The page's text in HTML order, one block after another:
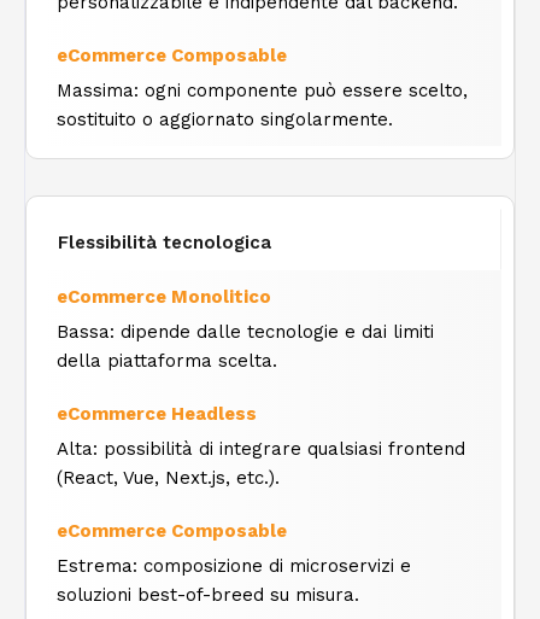
Massima: ogni componente può essere scelto,
sostituito o aggiornato singolarmente.
Flessibilità tecnologica
Bassa: dipende dalle tecnologie e dai limiti
della piattaforma scelta.
Alta: possibilità di integrare qualsiasi frontend
(React, Vue, Next.js, etc.).
Estrema: composizione di microservizi e
soluzioni best-of-breed su misura.